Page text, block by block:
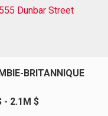
Dunbar Street
BRITANNIQUE
- 2.1M $